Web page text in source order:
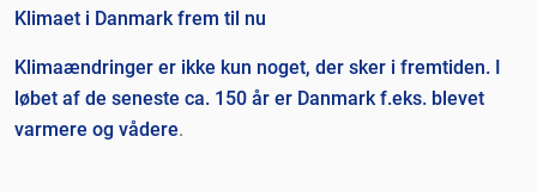
Klimaet i Danmark frem til nu
Klimaændringer er ikke kun noget, der sker i fremtiden. I
løbet af de seneste ca. 150 år er Danmark f.eks. blevet
varmere og vådere.